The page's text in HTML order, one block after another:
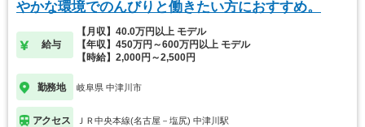
やかな環境でのんびりと働きたい方におすすめ。
給与
【月収】40.0万円以上 モデル
【年収】450万円～600万円以上 モデル
【時給】2,000円～2,500円
勤務地 岐阜県 中津川市
アクセス ＪＲ中央本線(名古屋－塩尻) 中津川駅